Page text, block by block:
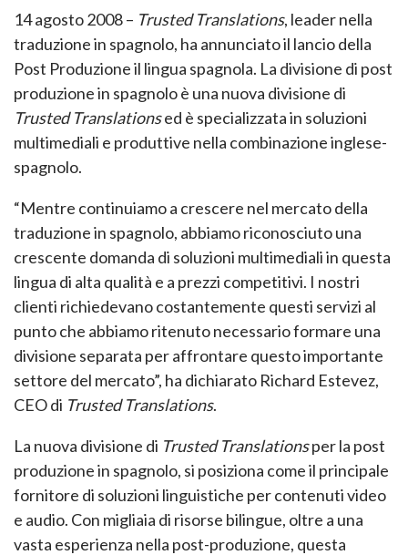
14 agosto 2008 – Trusted Translations, leader nella
traduzione in spagnolo, ha annunciato il lancio della
Post Produzione il lingua spagnola. La divisione di post
produzione in spagnolo è una nuova divisione di
Trusted Translationsed è specializzata in soluzioni
multimediali e produttive nella combinazione inglese-
spagnolo.
“Mentre continuiamo a crescere nel mercato della
traduzione in spagnolo, abbiamo riconosciuto una
crescente domanda di soluzioni multimediali in questa
lingua di alta qualità e a prezzi competitivi. I nostri
clienti richiedevano costantemente questi servizi al
punto che abbiamo ritenuto necessario formare una
divisione separata per affrontare questo importante
settore del mercato”, ha dichiarato Richard Estevez,
CEO di Trusted Translations.
La nuova divisione di Trusted Translationsper la post
produzione in spagnolo, si posiziona come il principale
fornitore di soluzioni linguistiche per contenuti video
e audio. Con migliaia di risorse bilingue, oltre a una
vasta esperienza nella post-produzione, questa